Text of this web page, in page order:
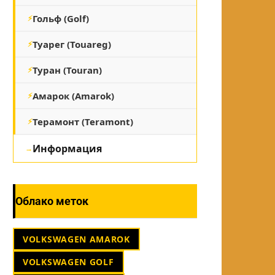
Гольф (Golf)
Туарег (Touareg)
Туран (Touran)
Амарок (Amarok)
Терамонт (Teramont)
Информация
Облако меток
VOLKSWAGEN AMAROK
VOLKSWAGEN GOLF